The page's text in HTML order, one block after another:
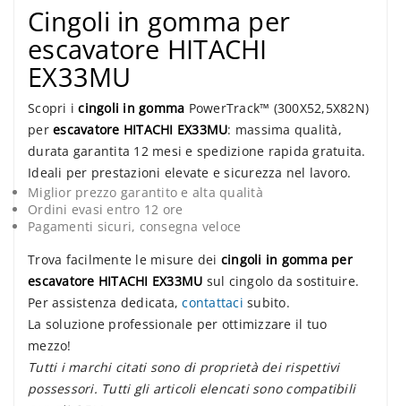
Cingoli in gomma per
escavatore HITACHI
EX33MU
Scopri icingoli in gomma PowerTrack™ (300X52,5X82N)
per escavatore HITACHI EX33MU: massima qualità,
durata garantita 12 mesi e spedizione rapida gratuita.
Ideali per prestazioni elevate e sicurezza nel lavoro.
Miglior prezzo garantito e alta qualità
Ordini evasi entro 12 ore
Pagamenti sicuri, consegna veloce
Trova facilmente le misure dei cingoli in gomma per
escavatore HITACHI EX33MU sul cingolo da sostituire.
Per assistenza dedicata,contattaci subito.
La soluzione professionale per ottimizzare il tuo
mezzo!
Tutti i marchi citati sono di proprietà dei rispettivi
possessori. Tutti gli articoli elencati sono compatibili